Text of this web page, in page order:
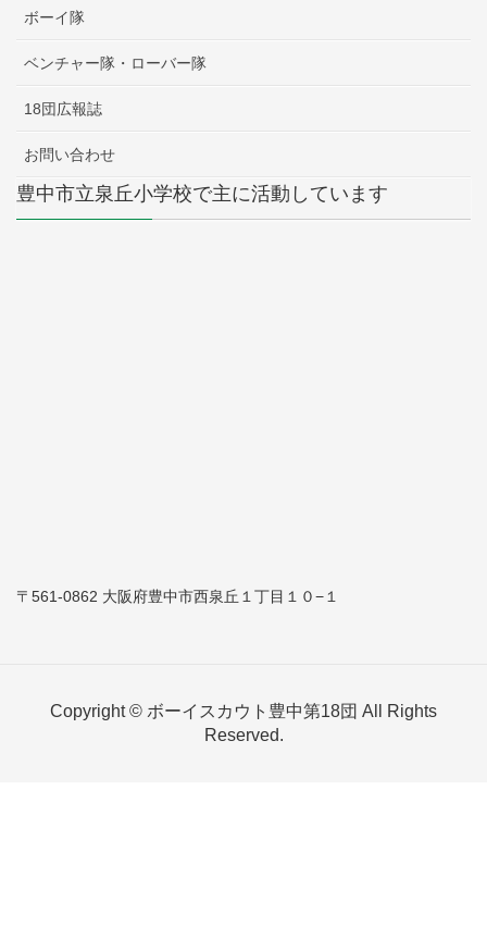
ボーイ隊
ベンチャー隊・ローバー隊
18団広報誌
お問い合わせ
豊中市立泉丘小学校で主に活動しています
〒561-0862 大阪府豊中市西泉丘１丁目１０−１
Copyright © ボーイスカウト豊中第18団 All Rights
Reserved.